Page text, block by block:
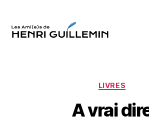
LIVRES
A vrai